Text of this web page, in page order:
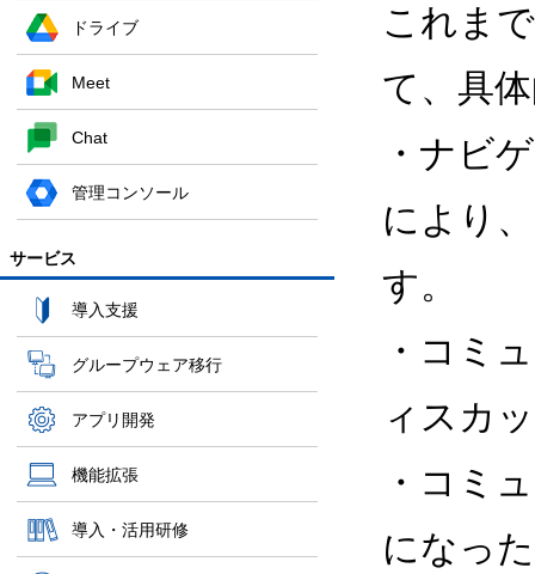
ドライブ
Meet
Chat
管理コンソール
サービス
導入支援
グループウェア移行
アプリ開発
機能拡張
導入・活用研修
これま
て、具
・ナビ
により
す。
・コミ
ィスカ
・コミ
になっ